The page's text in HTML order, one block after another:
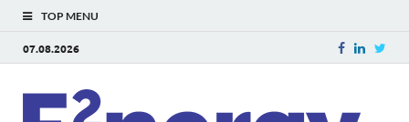
TOP MENU
07.08.2026